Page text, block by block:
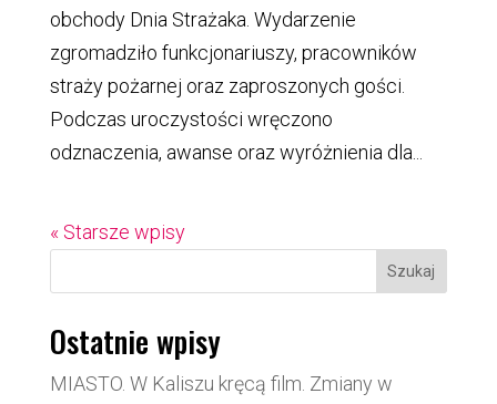
obchody Dnia Strażaka. Wydarzenie
zgromadziło funkcjonariuszy, pracowników
straży pożarnej oraz zaproszonych gości.
Podczas uroczystości wręczono
odznaczenia, awanse oraz wyróżnienia dla...
« Starsze wpisy
Szukaj
Ostatnie wpisy
MIASTO. W Kaliszu kręcą film. Zmiany w